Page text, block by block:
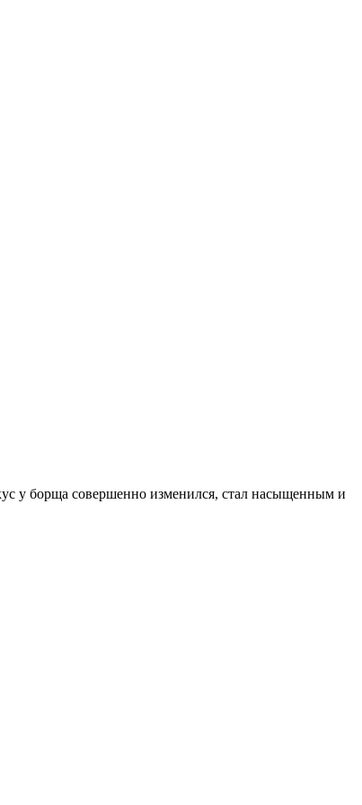
у борща совершенно изменился, стал насыщенным и